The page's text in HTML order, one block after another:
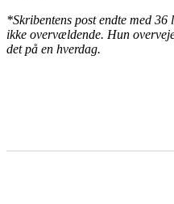
*Skribentens post endte med
ikke overvældende. Hun
det på en hverdag.